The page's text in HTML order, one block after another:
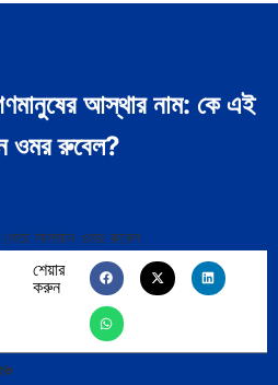
আস্থার নাম: কে এই
ওমর রুবেল?
শেয়ার
করুন